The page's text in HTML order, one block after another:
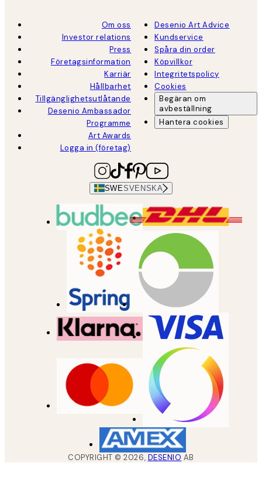
Om oss
Investor relations
Press
Företagsinformation
Karriär
Hållbarhet
Tillgänglighetsutlåtande
Desenio Ambassador
Programme
Art Awards
Logga in (företag)
Desenio Art Advice
Kundservice
Spåra din order
Köpvillkor
Integritetspolicy
Cookies
Begäran om
avbeställning
Hantera cookies
SWESVENSKA
COPYRIGHT ©2026, DESENIO AB